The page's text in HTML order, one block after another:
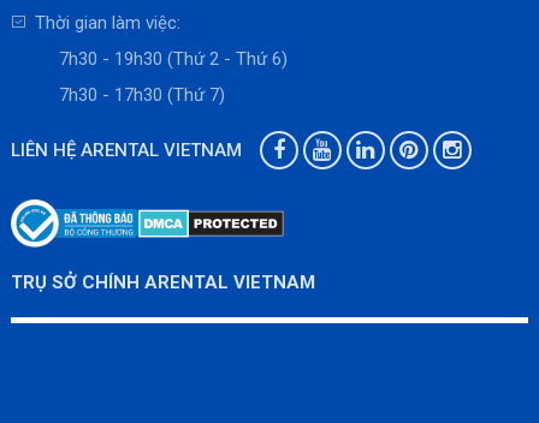
Thời gian làm việc:
7h30 - 19h30 (Thứ 2 - Thứ 6)
7h30 - 17h30 (Thứ 7)
LIÊN HỆ ARENTAL VIETNAM
TRỤ SỞ CHÍNH ARENTAL VIETNAM